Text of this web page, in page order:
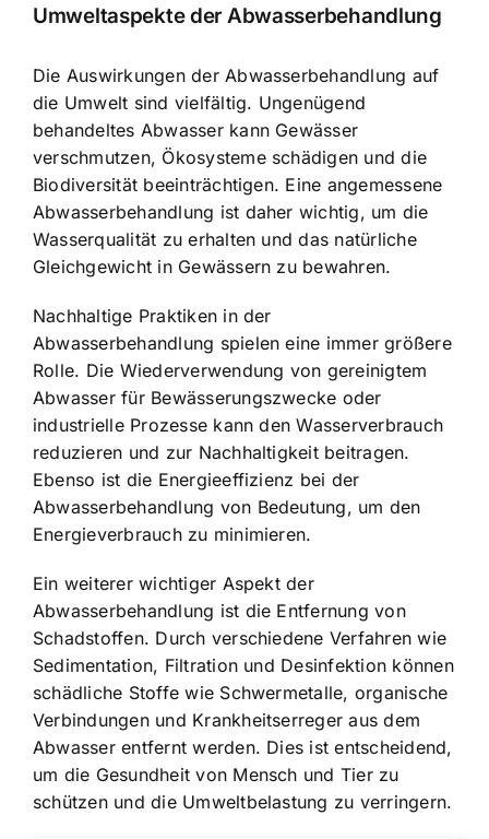
Umweltaspekte der Abwasserbehandlung
Die Auswirkungen der Abwasserbehandlung auf
die Umwelt sind vielfältig. Ungenügend
behandeltes Abwasser kann Gewässer
verschmutzen, Ökosysteme schädigen und die
Biodiversität beeinträchtigen. Eine angemessene
Abwasserbehandlung ist daher wichtig, um die
Wasserqualität zu erhalten und das natürliche
Gleichgewicht in Gewässern zu bewahren.
Nachhaltige Praktiken in der
Abwasserbehandlung spielen eine immer größere
Rolle. Die Wiederverwendung von gereinigtem
Abwasser für Bewässerungszwecke oder
industrielle Prozesse kann den Wasserverbrauch
reduzieren und zur Nachhaltigkeit beitragen.
Ebenso ist die Energieeffizienz bei der
Abwasserbehandlung von Bedeutung, um den
Energieverbrauch zu minimieren.
Ein weiterer wichtiger Aspekt der
Abwasserbehandlung ist die Entfernung von
Schadstoffen. Durch verschiedene Verfahren wie
Sedimentation, Filtration und Desinfektion können
schädliche Stoffe wie Schwermetalle, organische
Verbindungen und Krankheitserreger aus dem
Abwasser entfernt werden. Dies ist entscheidend,
um die Gesundheit von Mensch und Tier zu
schützen und die Umweltbelastung zu verringern.